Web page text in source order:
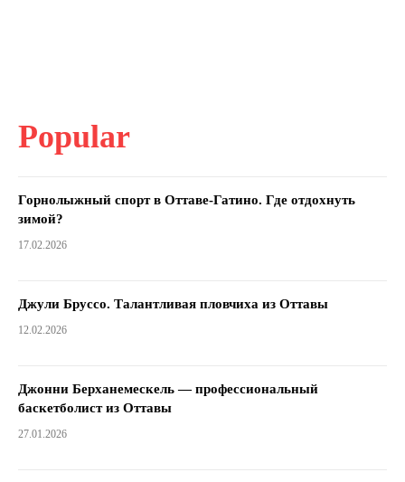
Popular
Горнолыжный спорт в Оттаве-Гатино. Где отдохнуть
зимой?
17.02.2026
Джули Бруссо. Талантливая пловчиха из Оттавы
12.02.2026
Джонни Берханемескель — профессиональный
баскетболист из Оттавы
27.01.2026